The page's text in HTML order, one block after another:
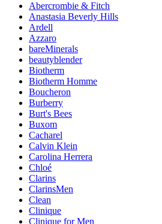
Abercrombie & Fitch
Anastasia Beverly Hills
Ardell
Azzaro
bareMinerals
beautyblender
Biotherm
Biotherm Homme
Boucheron
Burberry
Burt's Bees
Buxom
Cacharel
Calvin Klein
Carolina Herrera
Chloé
Clarins
ClarinsMen
Clean
Clinique
Clinique for Men